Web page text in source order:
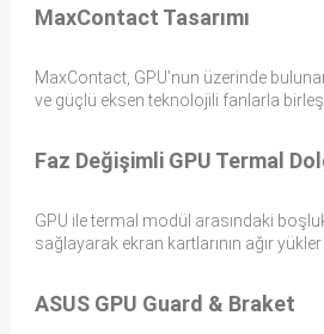
MaxContact Tasarımı
MaxContact, GPU’nun üzerinde
ve güçlü eksen teknolojili fanlarla
Faz Değişimli GPU Termal
GPU ile termal modül arasındaki
sağlayarak ekran kartlarının ağır
ASUS GPU Guard & Braket